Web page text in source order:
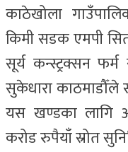
काठेखोला
किमी सडक एमपी
सूर्य कन्स्ट्रक्सन
सुकेधारा काठमाडौँले
यस खण्डका लागि
करोड रुपैयाँ स्रोत